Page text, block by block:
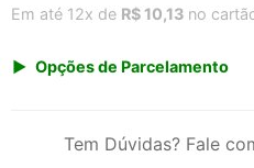
Em até 12x de R$ 10,13 no
Opções de Parcelamento
2x de R$ 53,81Tem Dúvidas? Fale